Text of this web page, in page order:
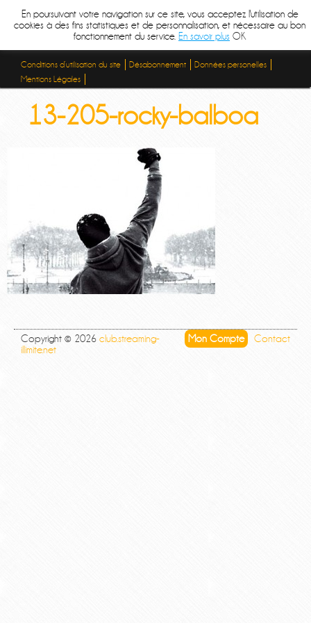
Conditions d’utilisation du site Désabonnement
Données personelles
Mentions Légales
13-205-rocky-balboa
Mon Compte Contact
Copyright © 2026 club.streaming-
illimite.net
En poursuivant votre navigation sur ce site, vous acceptez l'utilisation de
cookies à des fins statistiques et de personnalisation, et nécessaire au bon
fonctionnement du service. En savoir plus OK